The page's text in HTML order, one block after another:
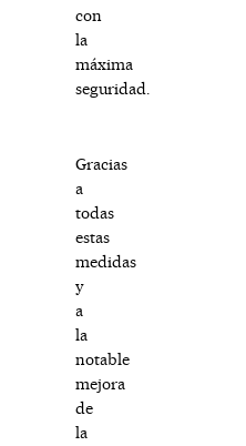
con
la
máxima
seguridad.
Gracias
a
todas
estas
medidas
y
a
la
notable
mejora
de
la